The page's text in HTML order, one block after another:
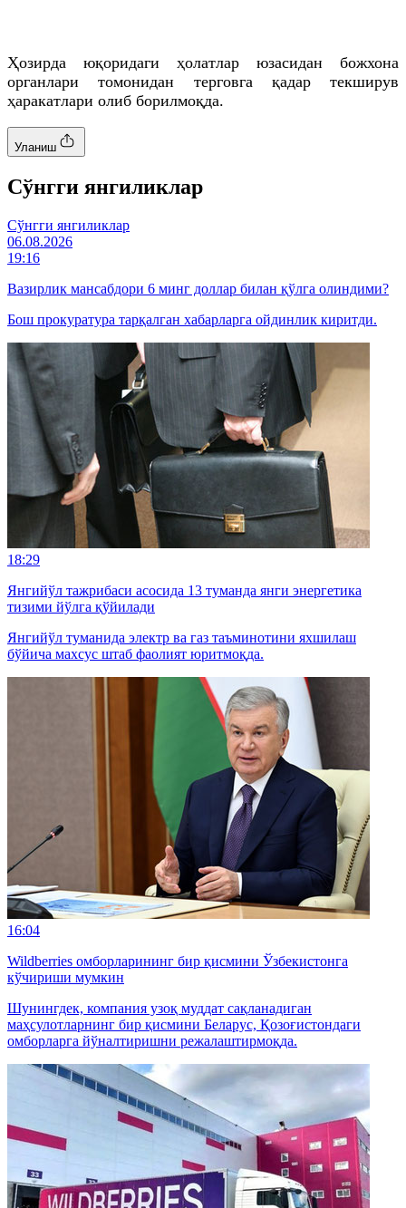
Ҳозирда юқоридаги ҳолатлар юзасидан божхона
органлари томонидан терговга қадар текширув
ҳаракатлари олиб борилмоқда.
Уланиш
Cўнгги янгиликлар
Cўнгги янгиликлар
06.08.2026
19:16
Вазирлик мансабдори 6 минг доллар билан қўлга олиндими?
Бош прокуратура тарқалган хабарларга ойдинлик киритди.
18:29
Янгийўл тажрибаси асосида 13 туманда янги энергетика
тизими йўлга қўйилади
Янгийўл туманида электр ва газ таъминотини яхшилаш
бўйича махсус штаб фаолият юритмоқда.
16:04
Wildberries омборларининг бир қисмини Ўзбекистонга
кўчириши мумкин
Шунингдек, компания узоқ муддат сақланадиган
маҳсулотларнинг бир қисмини Беларус, Қозоғистондаги
омборларга йўналтиришни режалаштирмоқда.